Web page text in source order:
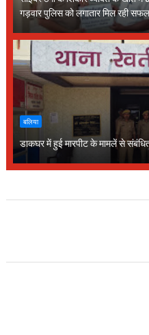
गड़वार पुलिस को लगातार मिल रही
बलिया
डाकघर में हुई मारपीट के मामलें से